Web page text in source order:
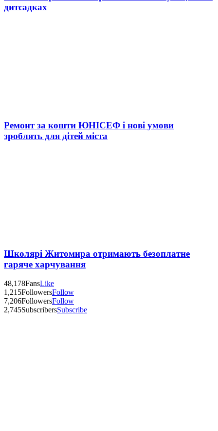
дитсадках
Ремонт за кошти ЮНІСЕФ і нові умови
зроблять для дітей міста
Школярі Житомира отримають безоплатне
гаряче харчування
48,178FansLike
1,215FollowersFollow
7,206FollowersFollow
2,745SubscribersSubscribe